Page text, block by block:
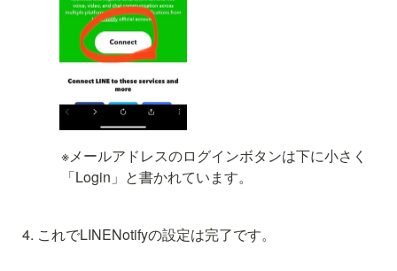
※メールアドレスのログインボタンは下に小さく
「Login」と書かれています。
これでLINENotifyの設定は完了です。